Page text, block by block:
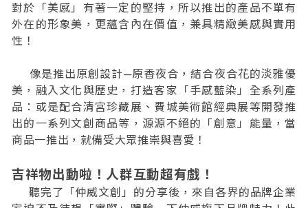
對於「美感」有著一定的堅持，所以推出的產品不單有
外在的形象美，更蘊含內在價值，兼具精緻美感與實用
性！
像是推出原創設計─原香夜合，結合夜合花的淡雅優
美，融入文化與歷史，打造客家「手感藍染」全系列產
品：或是配合清宮珍藏展、費城美術館經典展等開發推
出的一系列文創商品等，源源不絕的「創意」能量，當
商品一推出，就備受大眾推崇與喜愛！
吉祥物出動啦！人群互動超有戲！
聽完了「仲威文創」的分享後，來自各界的品牌企業